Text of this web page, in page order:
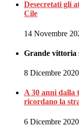
Desecretati gli
Cile
14 Novembre
Grande vittoria
8 Dicembre 2020
A 30 anni dalla
ricordano la
6 Dicembre 2020